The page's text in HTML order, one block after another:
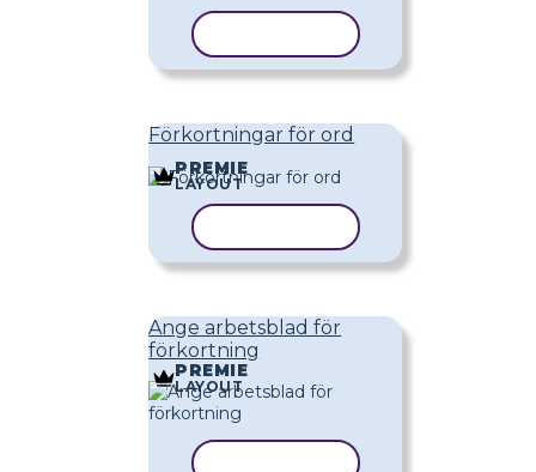
Förkortningar för ord
PREMIE
LAYOUT
Ange arbetsblad för
förkortning
PREMIE
LAYOUT